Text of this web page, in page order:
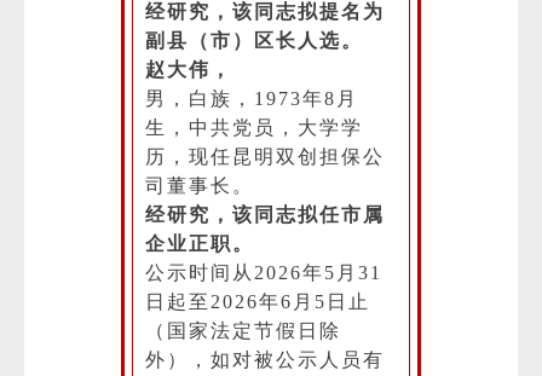
经研究，该同志拟提名为
副县（市）区长人选。
赵大伟，
男，白族，1973年8月
生，中共党员，大学学
历，现任昆明双创担保公
司董事长。
经研究，该同志拟任市属
企业正职。
公示时间从2026年5月31
日起至2026年6月5日止
（国家法定节假日除
外），如对被公示人员有